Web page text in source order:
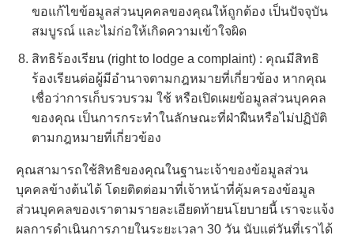
ขอแก้ไขข้อมูลส่วนบุคคลของคุณให้ถูกต้อง เป็นปัจจุบัน
สมบูรณ์ และไม่ก่อให้เกิดความเข้าใจผิด
สิทธิร้องเรียน (right to lodge a complaint) : คุณมีสิทธิ
ร้องเรียนต่อผู้มีอำนาจตามกฎหมายที่เกี่ยวข้อง หากคุณ
เชื่อว่าการเก็บรวบรวม ใช้ หรือเปิดเผยข้อมูลส่วนบุคคล
ของคุณ เป็นการกระทำในลักษณะที่ฝ่าฝืนหรือไม่ปฏิบัติ
ตามกฎหมายที่เกี่ยวข้อง
คุณสามารถใช้สิทธิของคุณในฐานะเจ้าของข้อมูลส่วน
บุคคลข้างต้นได้ โดยติดต่อมาที่เจ้าหน้าที่คุ้มครองข้อมูล
ส่วนบุคคลของเราตามรายละเอียดท้ายนโยบายนี้ เราจะแจ้ง
ผลการดำเนินการภายในระยะเวลา 30 วัน นับแต่วันที่เราได้